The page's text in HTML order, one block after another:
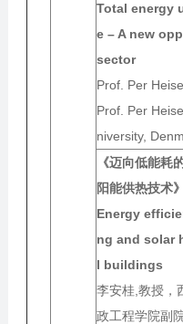
Total energy
e – A new
sector
Prof. Per
Prof. Per
niversity,
《迈向低能耗
阳能供热技术》
Energy
ng and solar
l buildings
李安桂,教授，
政工程学院副